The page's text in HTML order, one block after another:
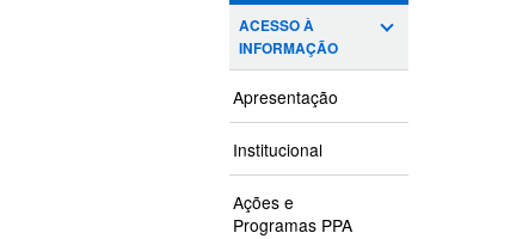
ACESSO À
INFORMAÇÃO
Apresentação
Institucional
Ações e
Programas PPA